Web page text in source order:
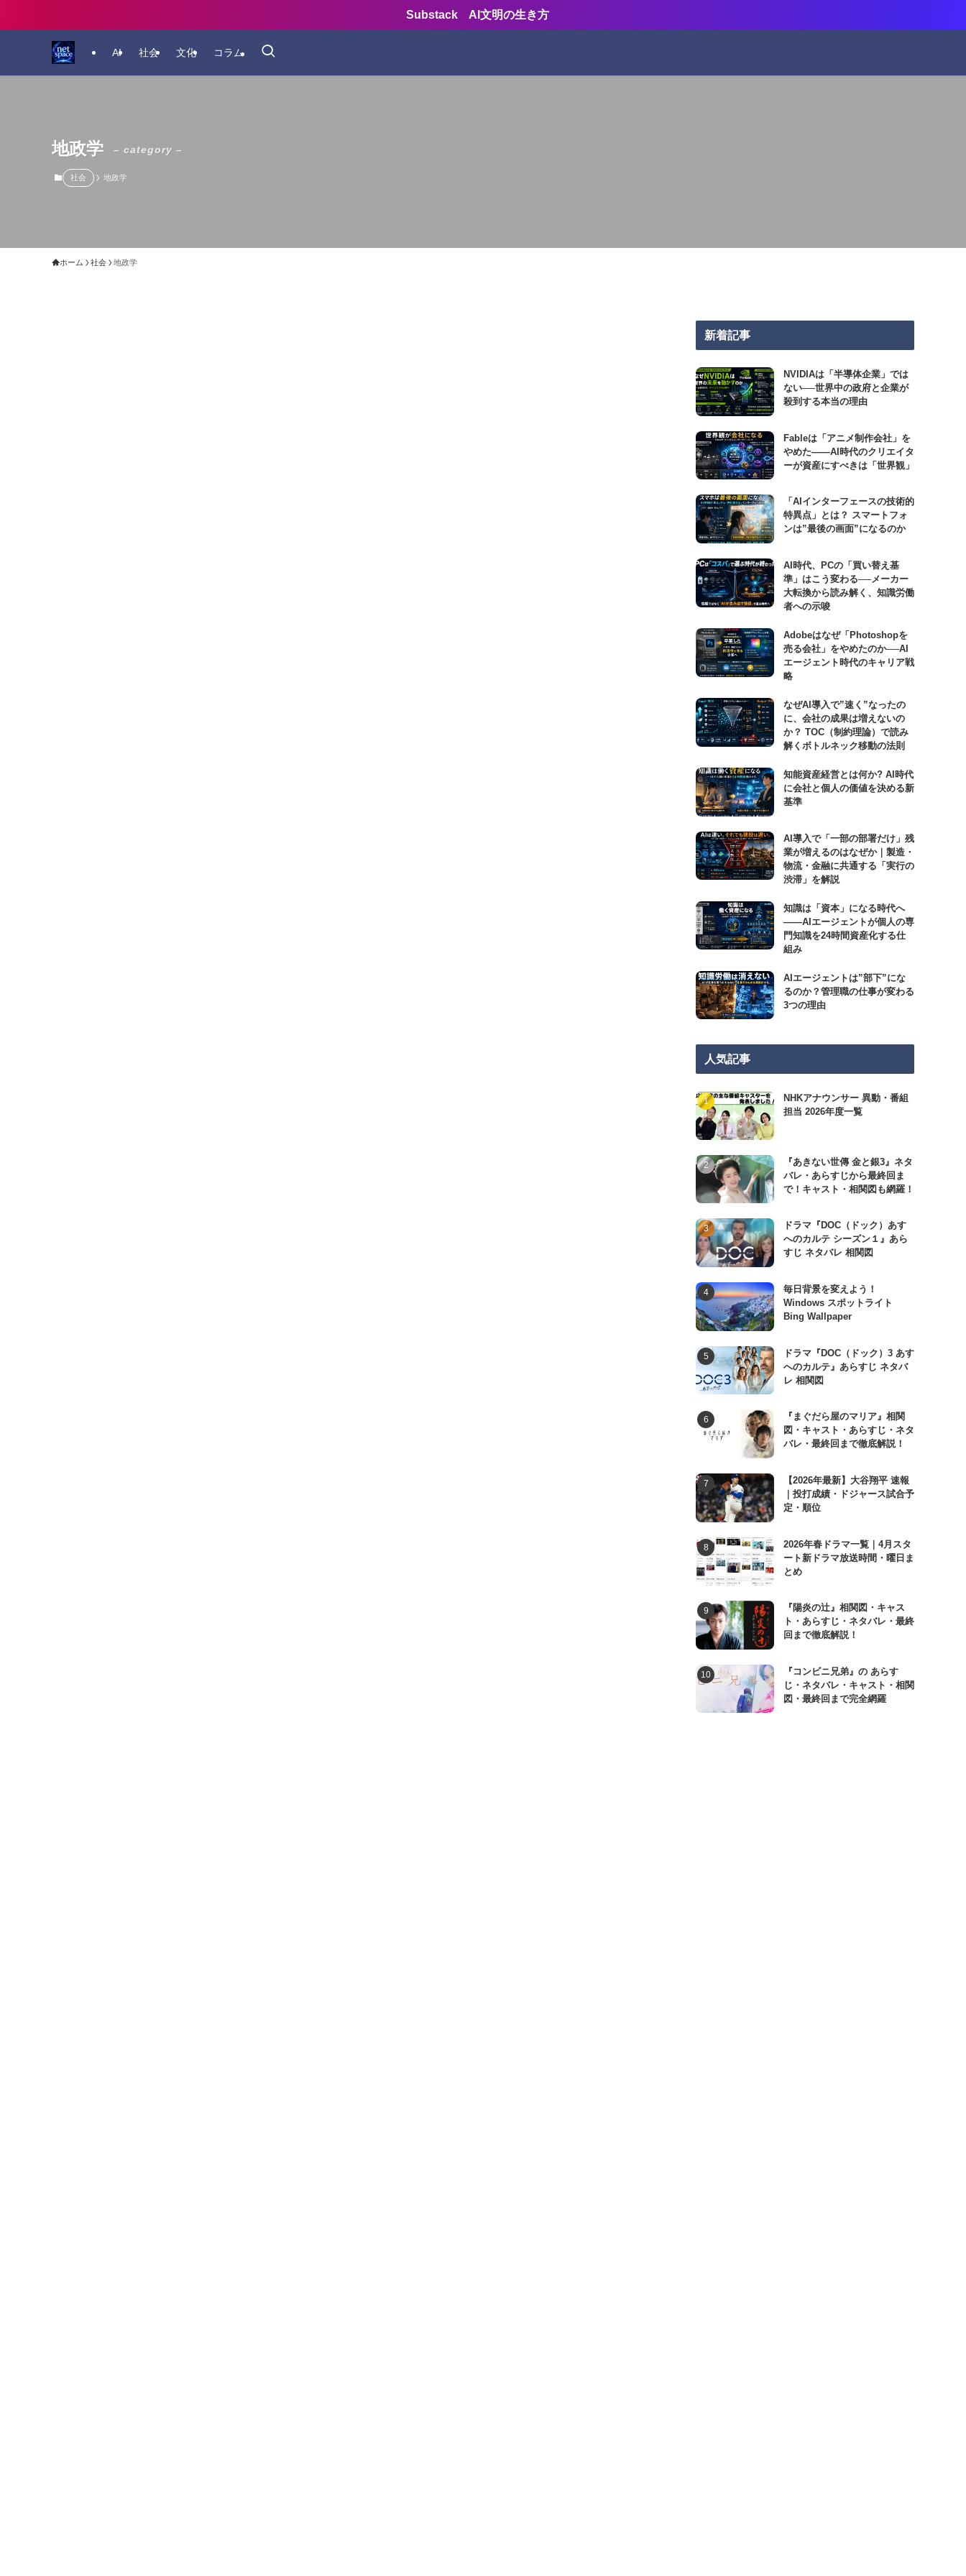
Substack AI文明の生き方
AI 社会 文化 コラム
地政学 – category –
社会 地政学
ホーム 社会 地政学
新着記事
NVIDIAは「半導体企業」では
ない──世界中の政府と企業が
殺到する本当の理由
Fableは「アニメ制作会社」を
やめた――AI時代のクリエイタ
ーが資産にすべきは「世界観」
「AIインターフェースの技術的
特異点」とは？ スマートフォ
ンは”最後の画面”になるのか
AI時代、PCの「買い替え基
準」はこう変わる──メーカー
大転換から読み解く、知識労働
者への示唆
Adobeはなぜ「Photoshopを
売る会社」をやめたのか──AI
エージェント時代のキャリア戦
略
なぜAI導入で”速く”なったの
に、会社の成果は増えないの
か？ TOC（制約理論）で読み
解くボトルネック移動の法則
知能資産経営とは何か? AI時代
に会社と個人の価値を決める新
基準
AI導入で「一部の部署だけ」残
業が増えるのはなぜか｜製造・
物流・金融に共通する「実行の
渋滞」を解説
知識は「資本」になる時代へ
——AIエージェントが個人の専
門知識を24時間資産化する仕
組み
AIエージェントは”部下”にな
るのか？管理職の仕事が変わる
3つの理由
人気記事
NHKアナウンサー 異動・番組
担当 2026年度一覧
『あきない世傳 金と銀3』ネタ
バレ・あらすじから最終回ま
で！キャスト・相関図も網羅！
ドラマ『DOC（ドック）あす
へのカルテ シーズン１』あら
すじ ネタバレ 相関図
毎日背景を変えよう！
Windows スポットライト
Bing Wallpaper
ドラマ『DOC（ドック）3 あす
へのカルテ』あらすじ ネタバ
レ 相関図
『まぐだら屋のマリア』相関
図・キャスト・あらすじ・ネタ
バレ・最終回まで徹底解説！
【2026年最新】大谷翔平 速報
｜投打成績・ドジャース試合予
定・順位
2026年春ドラマ一覧｜4月スタ
ート新ドラマ放送時間・曜日ま
とめ
『陽炎の辻』相関図・キャス
ト・あらすじ・ネタバレ・最終
回まで徹底解説！
『コンビニ兄弟』の あらす
じ・ネタバレ・キャスト・相関
図・最終回まで完全網羅